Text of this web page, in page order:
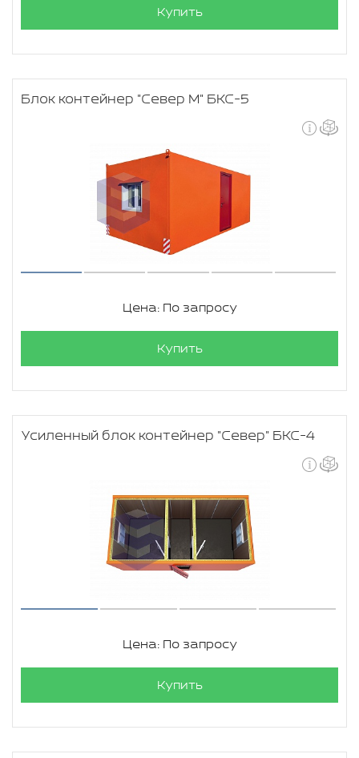
Купить
Блок контейнер "Север М" БКС-5
Цена: По запросу
Купить
Усиленный блок контейнер "Север" БКС-4
Цена: По запросу
Купить